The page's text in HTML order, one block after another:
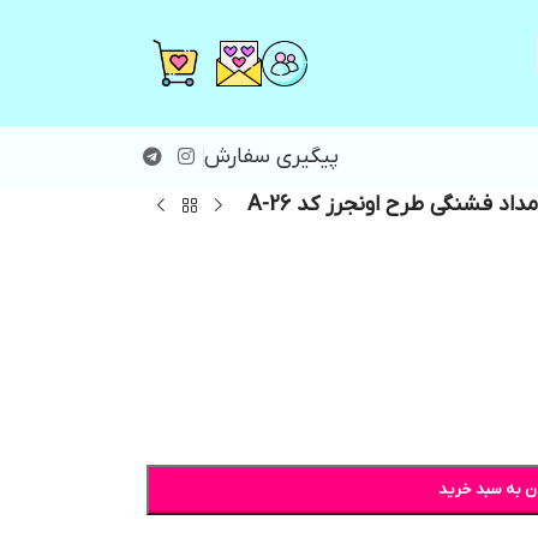
پیگیری سفارش
مداد فشنگی طرح اونجرز کد A-26
به سبد خرید